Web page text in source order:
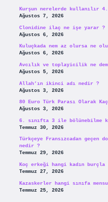
Kurşun nerelerde kullanılır
Ağustos 7, 2026
Clonidine ilaç ne işe yarar ?
Ağustos 6, 2026
Kuluçkada nem az olursa ne
Ağustos 6, 2026
Avcılık ve toplayicilik ne
Ağustos 5, 2026
Allah’ın ikinci adı nedir ?
Ağustos 3, 2026
80 Euro Türk Parası Olarak
Ağustos 3, 2026
6. sınıfta 3 ile bölünebilme
Temmuz 30, 2026
Türkçeye Fransızcadan geçen
nedir ?
Temmuz 29, 2026
Koç erkeği hangi kadın burçla
Temmuz 27, 2026
Kazaskerler hangi sınıfa
Temmuz 25, 2026